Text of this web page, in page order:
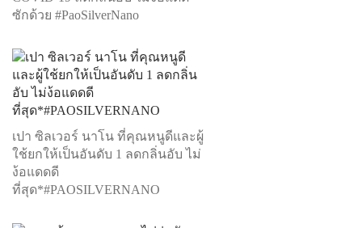
ซักด้วย #PaoSilverNano
เปา ซิลเวอร์ นาโน ที่คุณหนูดีและผู้
ใช้ยกให้เป็นอันดับ 1 ลดกลิ่นอับ ไม่
ง้อแดดดี
ที่สุด*#PAOSILVERNANO